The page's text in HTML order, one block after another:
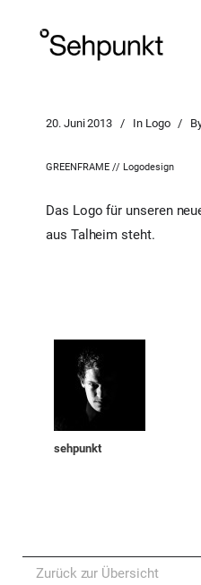
20. Juni 2013 In Logo
GREENFRAME // Logodesign
Das Logo für unseren
aus Talheim steht.
sehpunkt
Zurück zur Übersicht